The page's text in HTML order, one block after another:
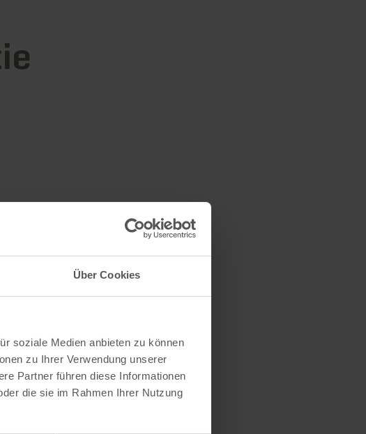
Über Cookies
soziale Medien anbieten zu können
zu Ihrer Verwendung unserer
Partner führen diese Informationen
die sie im Rahmen Ihrer Nutzung